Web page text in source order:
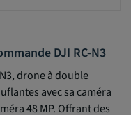
DJI RC-N3
drone à double
avec sa caméra
48 MP. Offrant des